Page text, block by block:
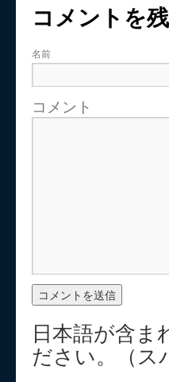
コメントを
名前
コメント
日本語が含ま
ださい。（ス